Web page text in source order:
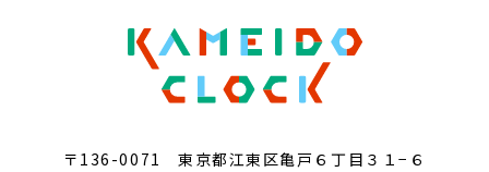
〒136-0071 東京都江東区亀戸６丁目３１−６